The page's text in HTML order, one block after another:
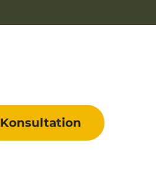
Konsultation